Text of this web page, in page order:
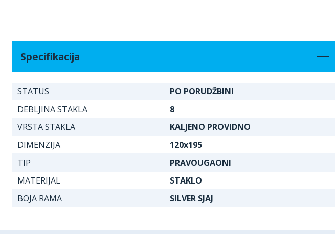
Specifikacija
STATUS
PO PORUDŽBINI
DEBLJINA STAKLA
8
VRSTA STAKLA
KALJENO PROVIDNO
DIMENZIJA
120x195
TIP
PRAVOUGAONI
MATERIJAL
STAKLO
BOJA RAMA
SILVER SJAJ